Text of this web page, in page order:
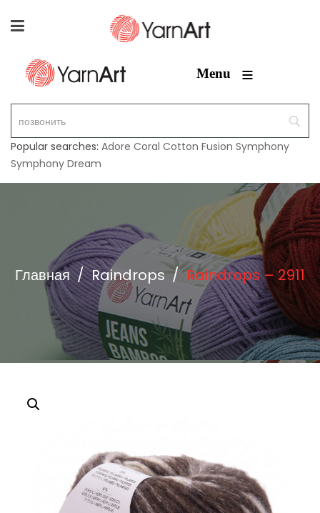
Menu ≡
Popular searches: Adore Coral Cotton Fusion Symphony
Symphony Dream
Главная / Raindrops / Raindrops – 2911